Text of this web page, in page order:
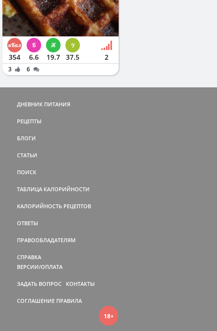
354 6.6 19.7 37.5 2
3 6
ДНЕВНИК ПИТАНИЯ
РЕЦЕПТЫ
БЛОГИ
СТАТЬИ
ПОИСК
ТАБЛИЦА КАЛОРИЙНОСТИ
КАЛОРИЙНОСТЬ РЕЦЕПТОВ
ОТВЕТЫ
ПРАВООБЛАДАТЕЛЯМ
СПРАВКА
ВЕРСИИ/ОПЛАТА
ЗАДАТЬ ВОПРОС КОНТАКТЫ
СОГЛАШЕНИЕ ПРАВИЛА
18+